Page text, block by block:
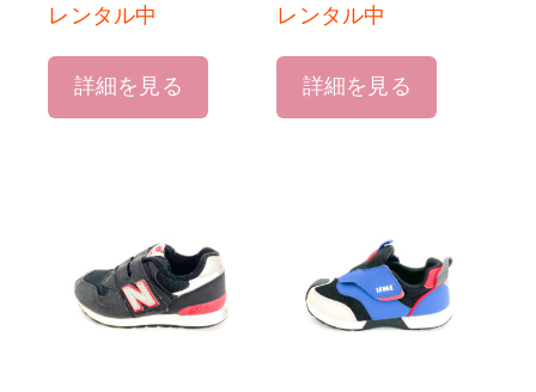
レンタル中
詳細を見る
レンタル中
詳細を見る